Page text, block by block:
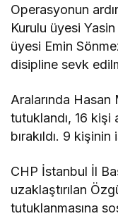
Operasyonun
Kurulu üyesi
üyesi Emin
disipline sevk
Aralarında
tutuklandı, 16 kişi
bırakıldı. 9
CHP İstanbul İl
uzaklaştırılan
tutuklanmasına